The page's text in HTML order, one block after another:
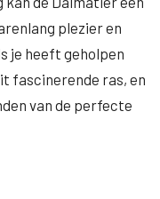
plezier en
je heeft geholpen
fascinerende ras, en
van de perfecte